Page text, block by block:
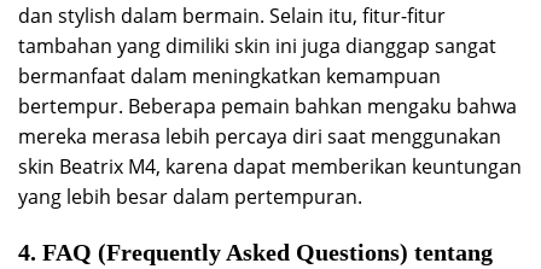
dan stylish dalam bermain. Selain itu, fitur-fitur
tambahan yang dimiliki skin ini juga dianggap sangat
bermanfaat dalam meningkatkan kemampuan
bertempur. Beberapa pemain bahkan mengaku bahwa
mereka merasa lebih percaya diri saat menggunakan
skin Beatrix M4, karena dapat memberikan keuntungan
yang lebih besar dalam pertempuran.
4. FAQ (Frequently Asked Questions) tentang